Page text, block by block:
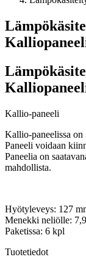
Kallio-paneeli
Kallio-paneelissa on
Paneeli voidaan
Paneelia on
mahdollista.
Hyötyleveys: 127
Menekki neliölle:
Paketissa: 6 kpl
Tuotetiedot